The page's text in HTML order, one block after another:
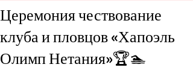
Церемония чествование
клуба и пловцов «Хапоэль
Олимп Нетания»🏆🏊